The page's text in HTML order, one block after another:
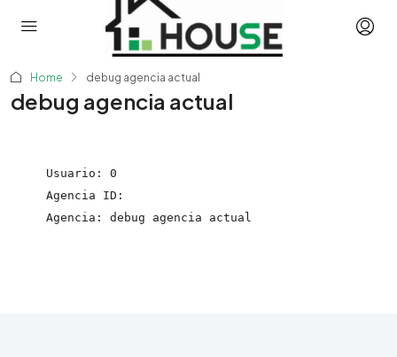
Home debug agencia actual
debug agencia actual
Usuario: 0
Agencia ID: